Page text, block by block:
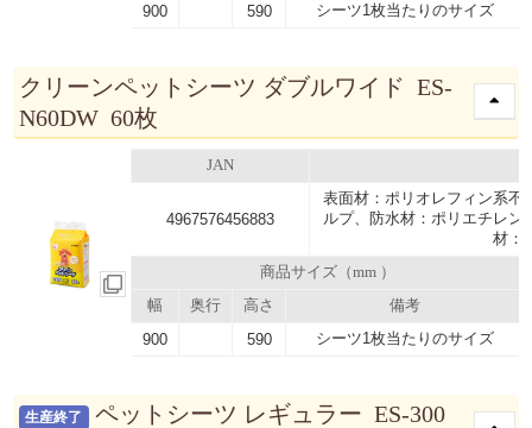
900 590 シーツ1枚当たりのサイズ
クリーンペットシーツ ダブルワイド ES-
N60DW 60枚
JAN
4967576456883
表面材：ポリオレフィン系不
ルプ、防水材：ポリエチレ
材：
商品サイズ（mm ）
幅
奥行 高さ 備考
900 590 シーツ1枚当たりのサイズ
生産終了
ペットシーツ レギュラー ES-300